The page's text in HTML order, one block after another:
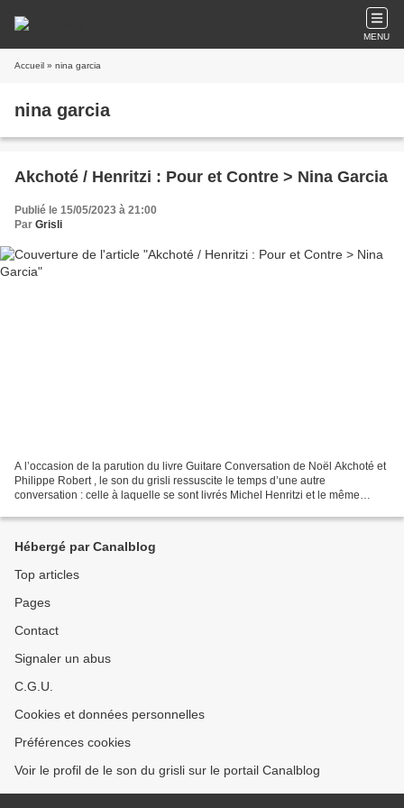
MENU
Accueil » nina garcia
nina garcia
Akchoté / Henritzi : Pour et Contre > Nina Garcia
Publié le 15/05/2023 à 21:00
Par Grisli
A l’occasion de la parution du livre Guitare Conversation de Noël Akchoté et
Philippe Robert , le son du grisli ressuscite le temps d’une autre
conversation : celle à laquelle se sont livrés Michel Henritzi et le même
Hébergé par Canalblog
Top articles
Pages
Contact
Signaler un abus
C.G.U.
Cookies et données personnelles
Préférences cookies
Voir le profil de le son du grisli sur le portail Canalblog